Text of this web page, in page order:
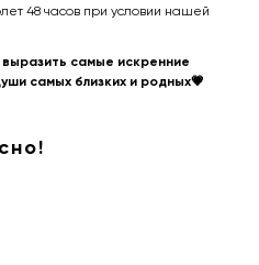
48 часов при условии нашей
самые искренние
самых близких и родных💗